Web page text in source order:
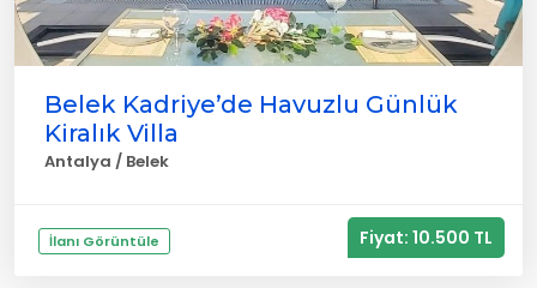
Belek Kadriye’de Havuzlu Günlük
Kiralık Villa
Antalya / Belek
İlanı Görüntüle Fiyat: 10.500 TL